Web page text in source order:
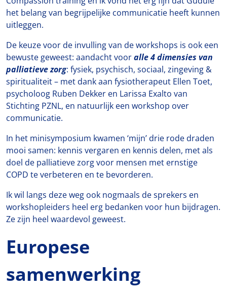
het belang van begrijpelijke communicatie heeft kunnen
uitleggen.
De keuze voor de invulling van de workshops is ook een
bewuste geweest: aandacht vooralle 4 dimensies van
palliatieve zorg: fysiek, psychisch, sociaal, zingeving &
spiritualiteit – met dank aan fysiotherapeut Ellen Toet,
psycholoog Ruben Dekker en Larissa Exalto van
Stichting PZNL, en natuurlijk een workshop over
communicatie.
In het minisymposium kwamen ‘mijn’ drie rode draden
mooi samen: kennis vergaren en kennis delen, met als
doel de palliatieve zorg voor mensen met ernstige
COPD te verbeteren en te bevorderen.
Ik wil langs deze weg ook nogmaals de sprekers en
workshopleiders heel erg bedanken voor hun bijdragen.
Ze zijn heel waardevol geweest.
Europese
samenwerking